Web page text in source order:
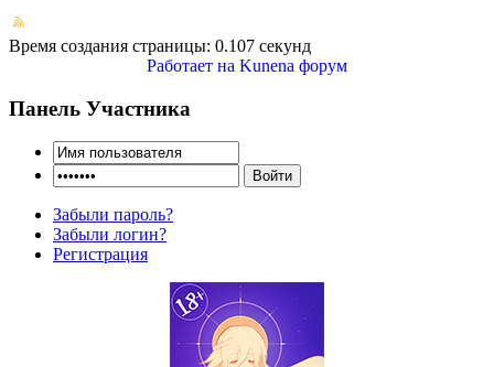
Время создания страницы: 0.107 секунд
Работает на Kunena форум
Панель Участника
Забыли пароль?
Забыли логин?
Регистрация